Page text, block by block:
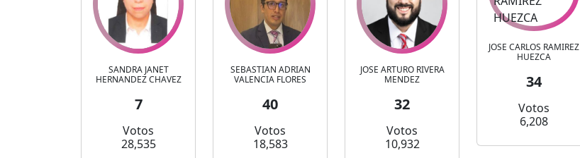
SANDRA JANET
HERNANDEZ CHAVEZ
7
Votos
28,535
SEBASTIAN ADRIAN
VALENCIA FLORES
40
Votos
18,583
JOSE ARTURO RIVERA
MENDEZ
32
Votos
10,932
JOSE CARLOS RAMIREZ
HUEZCA
34
Votos
6,208